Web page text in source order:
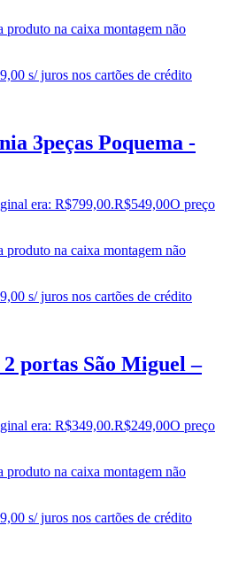
produto na caixa montagem não
s/ juros nos cartões de crédito
3peças Poquema -
era: R$799,00.R$549,00O preço
produto na caixa montagem não
s/ juros nos cartões de crédito
portas São Miguel –
era: R$349,00.R$249,00O preço
produto na caixa montagem não
s/ juros nos cartões de crédito